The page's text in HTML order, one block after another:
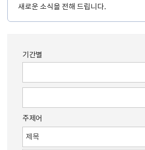
새로운 소식을 전해 드립니다.
기간별
주제어